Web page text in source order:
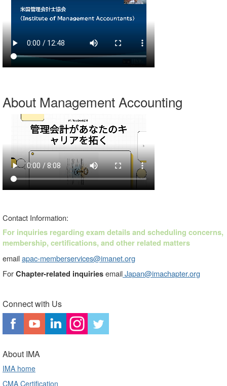
About Management Accounting
Contact Information:
For inquiries regarding exam details and scheduling concerns,
membership, certifications, and other related matters
emailapac-memberservices@imanet.org
ForChapter-related inquiriesemailJapan@imachapter.org
Connect with Us
About IMA
IMA home
CMA Certification